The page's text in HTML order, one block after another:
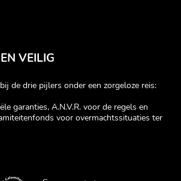
VEILIG
de drie pijlers onder een zorgeloze reis:
garanties, A.N.V.R. voor de regels en
voor overmachtssituaties ter